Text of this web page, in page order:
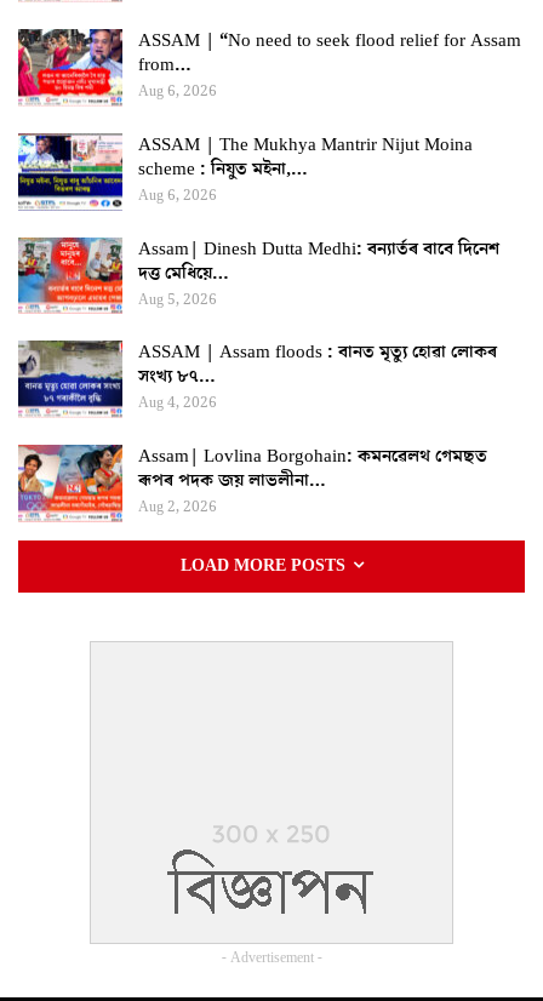
ASSAM | “No need to seek flood relief for Assam
from…
Aug 6, 2026
ASSAM | The Mukhya Mantrir Nijut Moina
scheme : নিযুত মইনা,…
Aug 6, 2026
Assam| Dinesh Dutta Medhi: বন্যাৰ্তৰ বাবে দিনেশ
দত্ত মেধিয়ে…
Aug 5, 2026
ASSAM | Assam floods : বানত মৃত্যু হোৱা লোকৰ
সংখ্য ৮৭…
Aug 4, 2026
Assam| Lovlina Borgohain: কমনৱেলথ গেমছত
ৰূপৰ পদক জয় লাভলীনা…
Aug 2, 2026
LOAD MORE POSTS
- Advertisement -